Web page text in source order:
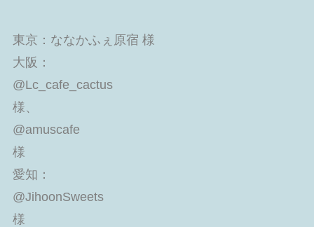
東京：ななかふぇ原宿 様
大阪：
@Lc_cafe_cactus
様、
@amuscafe
様
愛知：
@JihoonSweets
様